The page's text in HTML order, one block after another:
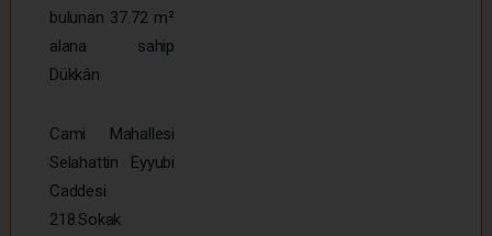
bulunan 37.72 m²
alana sahip
Dükkân
Cami Mahallesi
Selahattin Eyyubi
Caddesi
218.Sokak